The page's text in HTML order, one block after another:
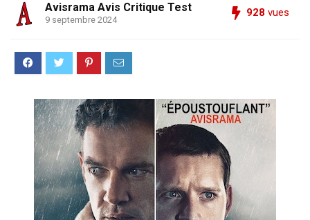
Avisrama Avis Critique Test
9 septembre 2024
928 vues